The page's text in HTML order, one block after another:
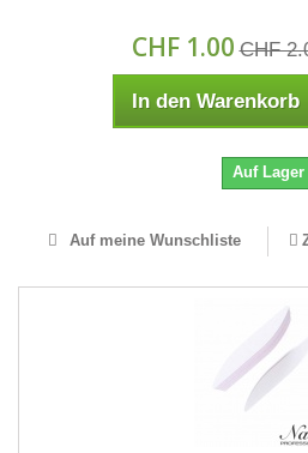
CHF 1.00 CHF
In den Warenkorb
Auf Lager
Auf meine Wunschliste